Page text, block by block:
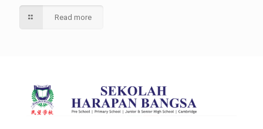
Read more